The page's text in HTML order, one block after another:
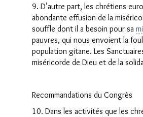
9. D’autre part, les chrétiens
abondante effusion de la
souffle dont il a besoin pour sa
pauvres, qui nous envoient la
population gitane. Les
miséricorde de Dieu et de la
Recommandations du Congrès
10. Dans les activités que les